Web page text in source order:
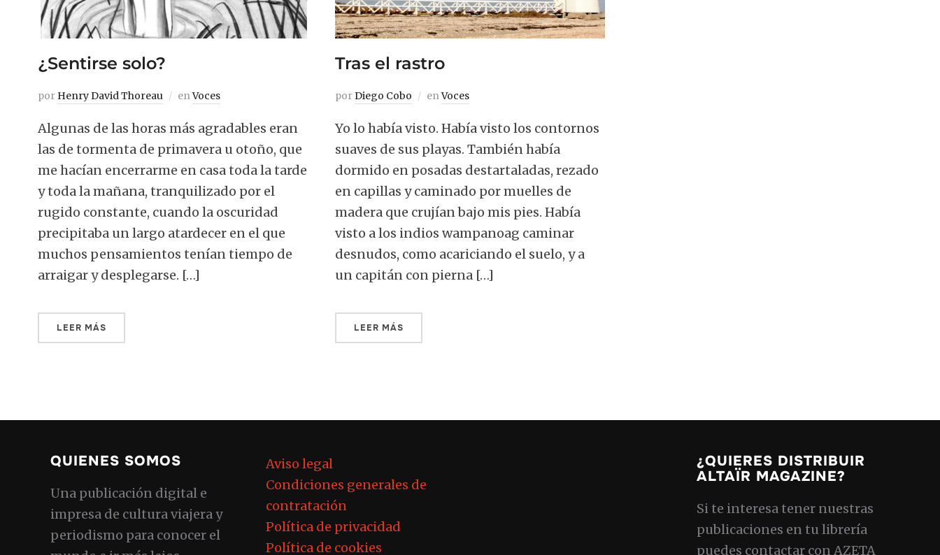
¿Sentirse solo?
por Henry David Thoreau enVoces
Algunas de las horas más agradables eran
las de tormenta de primavera u otoño, que
me hacían encerrarme en casa toda la tarde
y toda la mañana, tranquilizado por el
rugido constante, cuando la oscuridad
precipitaba un largo atardecer en el que
muchos pensamientos tenían tiempo de
arraigar y desplegarse. […]
LEER MÁS
Tras el rastro
porDiego Cobo enVoces
Yo lo había visto. Había visto los contornos
suaves de sus playas. También había
dormido en posadas destartaladas, rezado
en capillas y caminado por muelles de
madera que crujían bajo mis pies. Había
visto a los indios wampanoag caminar
desnudos, como acariciando el suelo, y a
un capitán con pierna […]
LEER MÁS
QUIENES SOMOS
Una publicación digital e
impresa de cultura viajera y
periodismo para conocer el
Aviso legal
Condiciones generales de
contratación
Política de privacidad
Política de cookies
¿QUIERES DISTRIBUIR
ALTAÏR MAGAZINE?
Si te interesa tener nuestras
publicaciones en tu librería
puedes contactar con AZETA